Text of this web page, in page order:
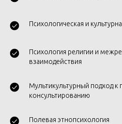
Психологическая и
Психология религии и
взаимодействия
Мультикультурный подход к
консультированию
Полевая этнопсихология